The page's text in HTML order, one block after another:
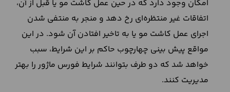
امکان وجود دارد که در حین عمل کاشت مو یا قبل از آن،
اتفاقات غیر منتظره‌ای رخ دهد و منجر به منتفی شدن
اجرای عمل کاشت مو یا به تاخیر افتادن آن شود. در این
مواقع پیش بینی چهارچوب حاکم بر این شرایط، سبب
خواهد شد که دو طرف بتوانند شرایط فورس ماژور را بهتر
مدیریت کنند.